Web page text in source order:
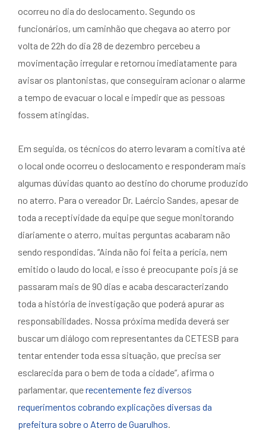
ocorreu no dia do deslocamento. Segundo os
funcionários, um caminhão que chegava ao aterro por
volta de 22h do dia 28 de dezembro percebeu a
movimentação irregular e retornou imediatamente para
avisar os plantonistas, que conseguiram acionar o alarme
a tempo de evacuar o local e impedir que as pessoas
fossem atingidas.
Em seguida, os técnicos do aterro levaram a comitiva até
o local onde ocorreu o deslocamento e responderam mais
algumas dúvidas quanto ao destino do chorume produzido
no aterro. Para o vereador Dr. Laércio Sandes, apesar de
toda a receptividade da equipe que segue monitorando
diariamente o aterro, muitas perguntas acabaram não
sendo respondidas. “Ainda não foi feita a perícia, nem
emitido o laudo do local, e isso é preocupante pois já se
passaram mais de 90 dias e acaba descaracterizando
toda a história de investigação que poderá apurar as
responsabilidades. Nossa próxima medida deverá ser
buscar um diálogo com representantes da CETESB para
tentar entender toda essa situação, que precisa ser
esclarecida para o bem de toda a cidade”, afirma o
parlamentar, querecentemente fez diversos
requerimentos cobrando explicações diversas da
prefeitura sobre o Aterro de Guarulhos.